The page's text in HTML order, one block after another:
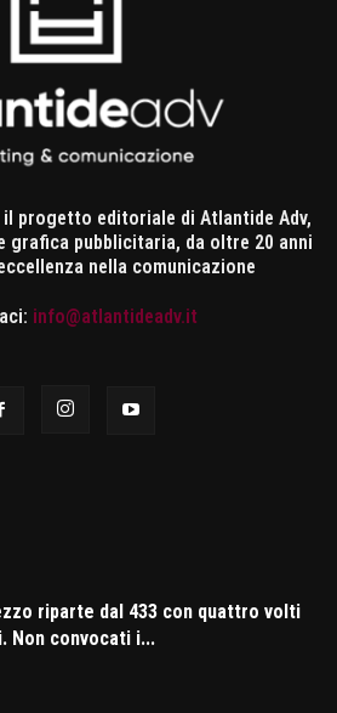
progetto editoriale di Atlantide Adv,
grafica pubblicitaria, da oltre 20 anni
nella comunicazione
info@atlantideadv.it
riparte dal 433 con quattro volti
Non convocati i...